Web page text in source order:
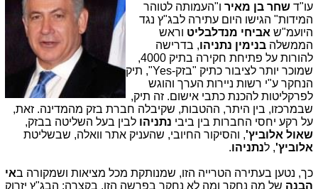
עו"ד שחר בן מאיר ו"העמותה לטוהר
המידות" הגישו היום עתירה לבג"ץ נגד
היועמ"ש אביחי מנדלבליט וראש
הממשלה בנימין נתניהו, בדרישה
להורות על פתיחת חקירה בתיק 4000,
שמוכר יותר לציבור כתיק "בזק-Yes", תיק
הנחקר ע"י רשות ניירות הערך והוגש
לפרקליטות להכנת כתבי אישום. זה תיק,
שבמרכזו, בין היתר, ההטבות, שקיבלה חברת בזק מהמדינה. זאת,
על רקע יחסי החברות בין ביבי נתניהו לבין בעל השליטה בבזק,
שאול אלוביץ', והסיקור החיובי, שהעניק אתר וואלה, שבשליטת
אלוביץ', לנתניהו.
כך, נטען בעתירה הטרייה הזו, שמנותקת מכל מציאות ושמקורה באי
הבנה של מה נחקר ומה לא נחקר בפרשה הזו. בקצרה: הבג"ץ יזרוק